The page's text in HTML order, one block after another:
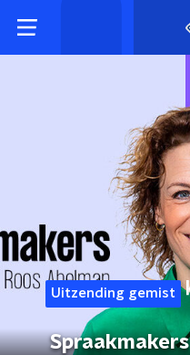
Uitzending gemist
Spraakmakers